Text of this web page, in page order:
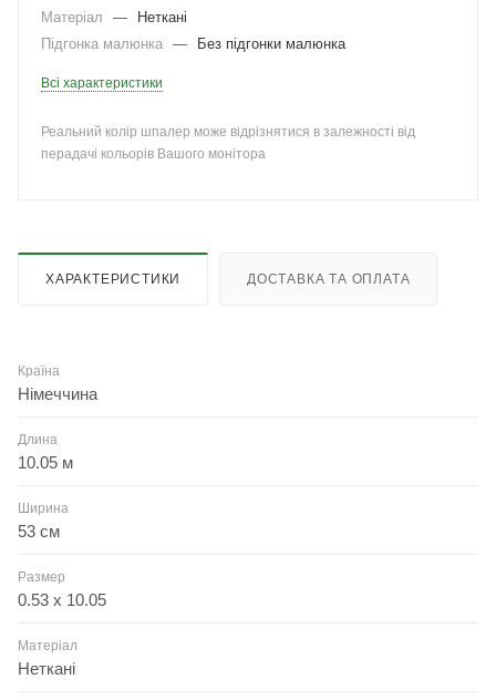
Матеріал
—
Неткані
Підгонка малюнка — Без підгонки малюнка
Всі характеристики
Реальний колір шпалер може відрізнятися в залежності від
перадачі кольорів Вашого монітора
ХАРАКТЕРИСТИКИ ДОСТАВКА ТА ОПЛАТА
Країна
Німеччина
Длина
10.05 м
Ширина
53 см
Размер
0.53 x 10.05
Матеріал
Неткані